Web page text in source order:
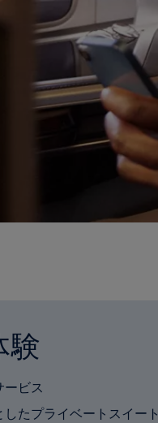
験
ビス
たプライベートスイート